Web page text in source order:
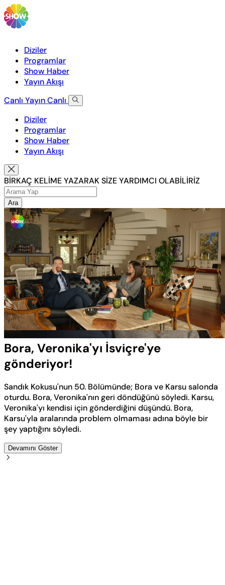
Diziler
Programlar
Show Haber
Yayın Akışı
Canlı YayınCanlı
Diziler
Programlar
Show Haber
Yayın Akışı
BİRKAÇ KELİME YAZARAK SİZE YARDIMCI OLABİLİRİZ
Ara
Sesi
Aç
Yüklendi
30.98%
Oynatma
Hızı
Bora, Veronika'yı İsviçre'ye
gönderiyor!
Sandık Kokusu'nun 50. Bölümünde; Bora ve Karsu salonda
oturdu. Bora, Veronika'nın geri döndüğünü söyledi. Karsu,
Veronika'yı kendisi için gönderdiğini düşündü. Bora,
Karsu'yla aralarında problem olmaması adına böyle bir
şey yaptığını söyledi.
Devamını Göster